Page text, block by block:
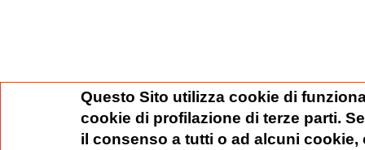
Questo Sito utilizza cookie di
cookie di profilazione di terze parti.
il consenso a tutti o ad alcuni